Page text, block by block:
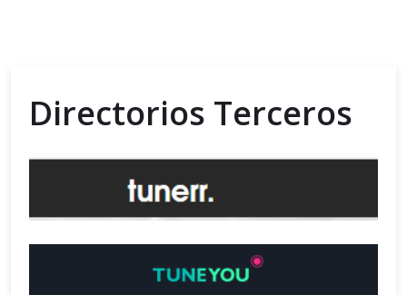
Directorios Terceros